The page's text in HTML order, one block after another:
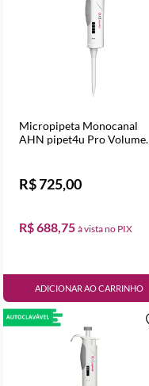
Micropipeta Monocanal
AHN pipet4u Pro Volume
R$ 688,75
R$ 725,00
ADICIONAR AO CARRINHO